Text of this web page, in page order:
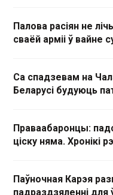
Палова расіян не
сваёй арміі ў вайне
Са спадзевам на
Беларусі будуюць
Праваабаронцы:
ціску няма. Хронікі
Паўночная Карэя
падраздзяленні для